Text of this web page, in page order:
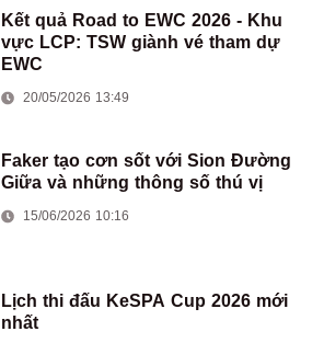
Kết quả Road to EWC 2026 - Khu
vực LCP: TSW giành vé tham dự
EWC
20/05/2026 13:49
Faker tạo cơn sốt với Sion Đường
Giữa và những thông số thú vị
15/06/2026 10:16
Lịch thi đấu KeSPA Cup 2026 mới
nhất